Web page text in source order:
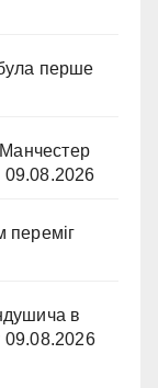
перше
09.08.2026
переміг
в
09.08.2026